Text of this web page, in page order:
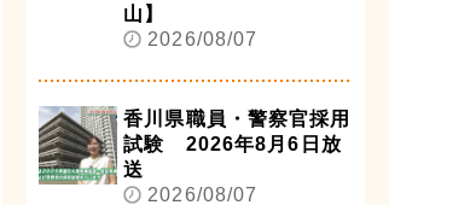
山】
2026/08/07
香川県職員・警察官採用
試験 2026年8月6日放
送
2026/08/07